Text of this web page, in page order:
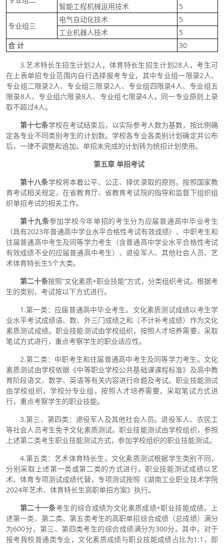
智能工程机械运用技术
5
专业组三
电气自动化技术
5
工业机器人技术
5
合 计
30
3.艺术特长生招生计划2人，体育特长生招生计划28人，考生可
在上表单招专业范围内自行选择报考专业，其中专业组一限录2人、
专业组二限录2人、专业组三限录2人、专业组四限录4人、专业组五
限录8人、专业组六限录8人、专业组七限录4人，同一专业原则上录
取不超过4人。
第十七条学校在考试结束后，以实际参考人数为基数，按比例确
定各专业不同类别考生的计划数。学校各专业各类别计划确定并公布
后，一律不调整和追加。单招未完成的计划转为统招计划使用。
第五章 单招考试
第十八条学校将本着公平、公正、择优录取的原则，按照国家教
育考试相关规定，在省教育厅、省教育考试院的指导和监督下组织组
织单招考试的相关工作。
第十九条参加学校今年单招的考生分为应届普通高中毕业考生
（具有2023年普通高中学业水平合格性考试有效成绩）、中职考生和
往届普通高中考生及同等学力考生（含普通高中学业水平合格性考试
有效成绩不全的应届普通高中考生）、退役军人、其他社会人员、艺
术体育特长生5个大类。
第二十条按照“文化素质+职业技能”方式，分类组织考试。根据考
生的类别，考试按以下方式进行。
1.第一类：应届普通高中毕业考生。文化素质测试成绩以考生学
业水平考试成绩语、数、外三门成绩之和（不计补考成绩）作为文化
素质测试成绩。职业技能测试由学校组织，按照人才培养需要，采取
笔试方式进行，重点考察学生的职业适应性。
2.第二类：中职考生和往届普通高中考生及同等学力考生。文化
素质测试由学校依据《中等职业学校公共基础课课程标准》及高中教
育阶段语文、数学、英语等有关内容进行命题及考试。职业技能测试
由学校组织，学校分专业组，按照人才培养需要，采取笔试方式进
行，重点考察学生的职业技能。
3.第三、第四类：退役军人及其他社会人员。退役军人、农民工
等社会人员考生免予文化素质测试。职业技能测试由学校组织，参照
上述第二类考生职业技能测试方式，参加学校组织的职业技能测试。
4.第五类：艺术体育特长生。文化素质测试根据学生类别不同，
分别采取上述第一类或第二类的方式进行。职业技能测试成绩以艺
术、体育专项测试成绩代替，专项测试按照《湖南工业职业技术学院
2024年艺术、体育特长生高职单招方案》执行。
第二十一条考生的综合成绩为文化素质成绩+职业技能成绩。上
述第一类、第二类、第五类考生的高职单招综合成绩（总成绩）满分
为600分，第三、第四类考生的综合成绩满分为300分。其中，对于
报考我校普通类专业，文化素质成绩与职业技能成绩占比为1:1，即